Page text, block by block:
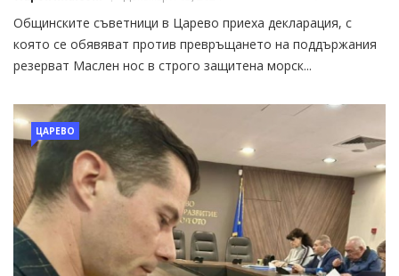
Общинските съветници в Царево приеха декларация, с
която се обявяват против превръщането на поддържания
резерват Маслен нос в строго защитена морск...
ЦАРЕВО